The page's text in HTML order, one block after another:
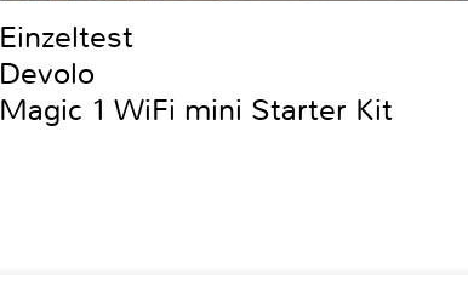
Einzeltest
Devolo
Magic 1 WiFi mini Starter Kit